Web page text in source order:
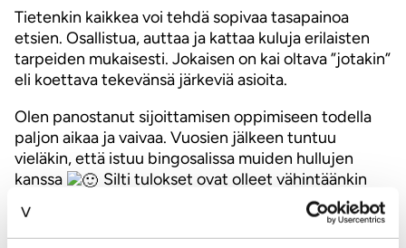
Tietenkin kaikkea voi tehdä sopivaa tasapainoa
etsien. Osallistua, auttaa ja kattaa kuluja erilaisten
tarpeiden mukaisesti. Jokaisen on kai oltava ”jotakin”
eli koettava tekevänsä järkeviä asioita.
Olen panostanut sijoittamisen oppimiseen todella
paljon aikaa ja vaivaa. Vuosien jälkeen tuntuu
vieläkin, että istuu bingosalissa muiden hullujen
kanssa
Silti tulokset ovat olleet vähintäänkin
hyviä ja halu panostaa on kasvussa. Oppia ikä kaikki
ja kohti seuraavia pettymyksiä.